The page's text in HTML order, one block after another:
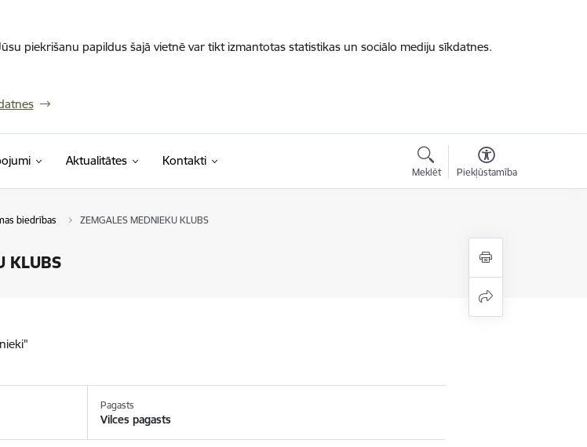
piekrišanu papildus šajā vietnē var tikt izmantotas statistikas un sociālo mediju sīkdatnes.
Aktualitātes Kontakti
Meklēt Piekļūstamība
biedrības ZEMGALES MEDNIEKU KLUBS
KLUBS
Pagasts
Vilces pagasts